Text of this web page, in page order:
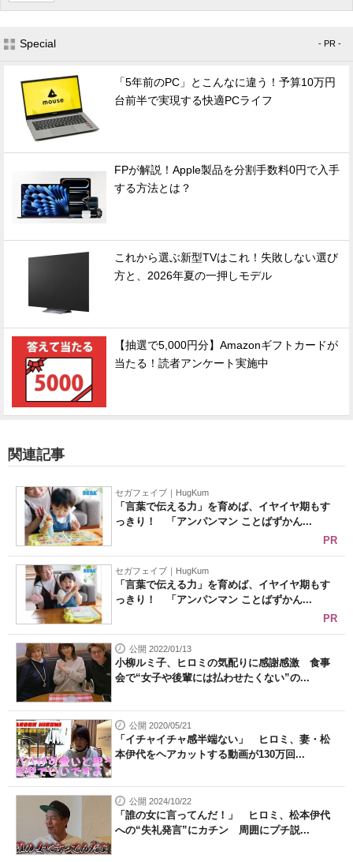
Special - PR -
「5年前のPC」とこんなに違う！予算10万円
台前半で実現する快適PCライフ
FPが解説！Apple製品を分割手数料0円で入手
する方法とは？
これから選ぶ新型TVはこれ！失敗しない選び
方と、2026年夏の一押しモデル
【抽選で5,000円分】Amazonギフトカードが
当たる！読者アンケート実施中
関連記事
セガフェイブ｜HugKum
「言葉で伝える力」を育めば、イヤイヤ期もす
っきり！ 「アンパンマン ことばずかん...
PR
セガフェイブ｜HugKum
「言葉で伝える力」を育めば、イヤイヤ期もす
っきり！ 「アンパンマン ことばずかん...
PR
公開 2022/01/13
小柳ルミ子、ヒロミの気配りに感謝感激 食事
会で“女子や後輩には払わせたくない”の...
公開 2020/05/21
「イチャイチャ感半端ない」 ヒロミ、妻・松
本伊代をヘアカットする動画が130万回...
公開 2024/10/22
「誰の女に言ってんだ！」 ヒロミ、松本伊代
への“失礼発言”にカチン 周囲にプチ説...